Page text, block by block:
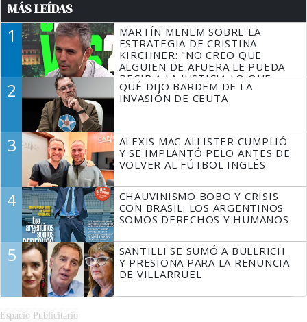
MÁS LEÍDAS
1
MARTÍN MENEM SOBRE LA
ESTRATEGIA DE CRISTINA
KIRCHNER: "NO CREO QUE
ALGUIEN DE AFUERA LE PUEDA
DECIR A LA JUSTICIA LO QUE
TIENE QUE HACER"
2
QUÉ DIJO BARDEM DE LA
INVASIÓN DE CEUTA
3
ALEXIS MAC ALLISTER CUMPLIÓ
Y SE IMPLANTÓ PELO ANTES DE
VOLVER AL FÚTBOL INGLÉS
4
CHAUVINISMO BOBO Y CRISIS
CON BRASIL: LOS ARGENTINOS
SOMOS DERECHOS Y HUMANOS
5
SANTILLI SE SUMÓ A BULLRICH
Y PRESIONA PARA LA RENUNCIA
DE VILLARRUEL
Espacio Publicitario